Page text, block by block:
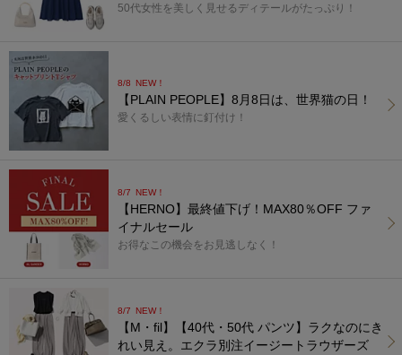
50代女性を美しく見せるディテールがたっぷり！
8/8 NEW！
【PLAIN PEOPLE】8月8日は、世界猫の日！
愛くるしい表情に釘付け！
8/7 NEW！
【HERNO】最終値下げ！MAX80％OFF ファ
イナルセール
お得なこの機会をお見逃しなく！
8/7 NEW！
【M・fil】【40代・50代 パンツ】ラクなのにき
れい見え。エクラ別注イージートラウザーズ